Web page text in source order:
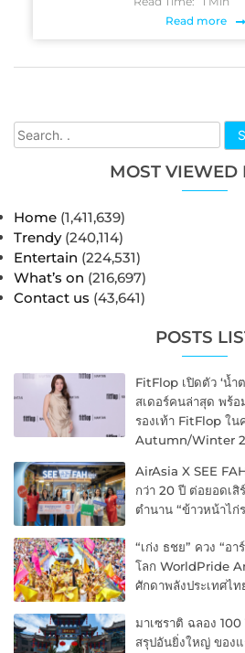
MOST VIEWED
Home (1,411,639)
Trendy (240,114)
Entertain (224,531)
What’s on (216,697)
Contact us (43,641)
POSTS
FitFlop เปิดตัว ‘น้ำ
สเดอร์คนล่าสุด พร้
รองเท้า FitFlop ใน
Autumn/Winter
AirAsia X SEE
กว่า 20 ปี ต่อยอดเสิ
ตำนาน “ข้าวหน้าไก่
“เก่ง ธชย” ควง “อ
โลก WorldPride
ศักดาพลังประเทศไ
มาเซราติ ฉลอง
สรุปอันยิ่งใหญ่ ของ
Read more